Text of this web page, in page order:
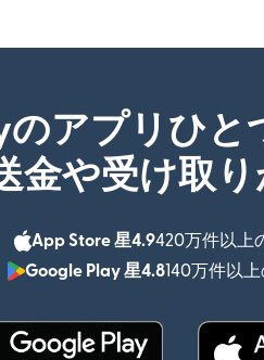
のアプリひと
金や受け取
App Store 星4.9420万件以上
Google Play 星4.8140万件以